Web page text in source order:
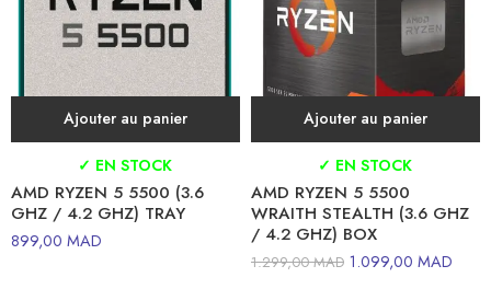
Ajouter au panier
✓ EN STOCK
AMD RYZEN 5 5500 (3.6
GHZ / 4.2 GHZ) TRAY
899,00 MAD
Ajouter au panier
✓ EN STOCK
AMD RYZEN 5 5500
WRAITH STEALTH (3.6 GHZ
/ 4.2 GHZ) BOX
1.299,00MAD 1.099,00 MAD